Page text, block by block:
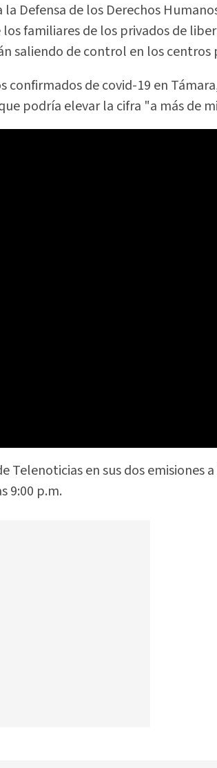
Defensa de los Derechos
familiares de los privados de
saliendo de control en los centros
confirmados de covid-19 en
podría elevar la cifra "a más de
en sus dos emisiones a
9:00 p.m.